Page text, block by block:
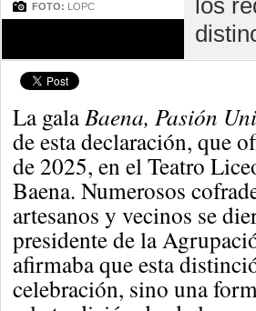
FOTO: LOPC
los
La galaBaena, Pasión
de esta declaración, que
de 2025, en el Teatro
Baena. Numerosos
artesanos y vecinos se
presidente de la
afirmaba que esta
celebración, sino una